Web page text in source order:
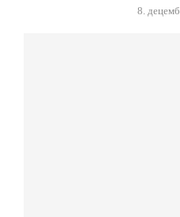
8.